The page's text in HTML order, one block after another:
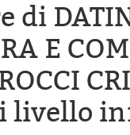
di
E
livello